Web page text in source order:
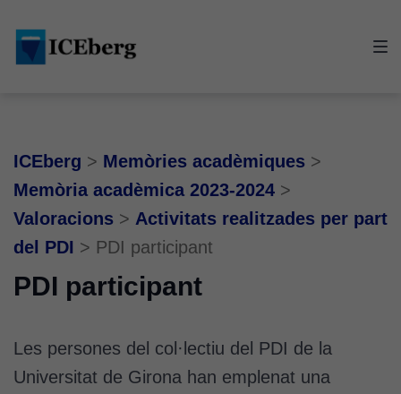
main
content
footer
ICEberg > Memòries acadèmiques >
Memòria acadèmica 2023-2024 >
Valoracions > Activitats realitzades per part
del PDI > PDI participant
PDI participant
Les persones del col·lectiu del PDI de la
Universitat de Girona han emplenat una